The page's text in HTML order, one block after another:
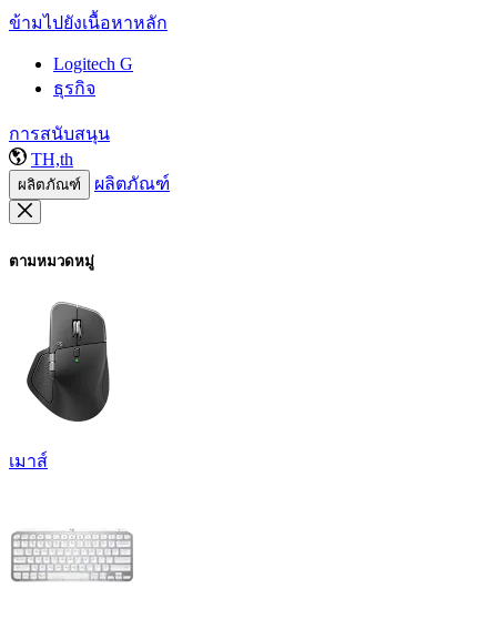
ข้ามไปยังเนื้อหาหลัก
Logitech G
ธุรกิจ
การสนับสนุน
TH,th
ผลิตภัณฑ์ ผลิตภัณฑ์
ตามหมวดหมู่
เมาส์